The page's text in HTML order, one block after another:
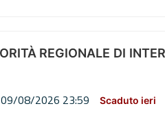
REGIONALE DI
08/2026 23:59 Scaduto ieri